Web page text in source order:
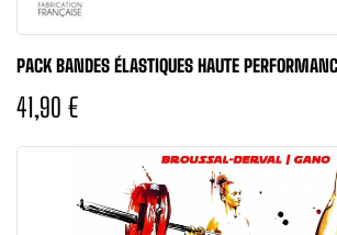
PACK BANDES ÉLASTIQUES HAUTE
41,90 €